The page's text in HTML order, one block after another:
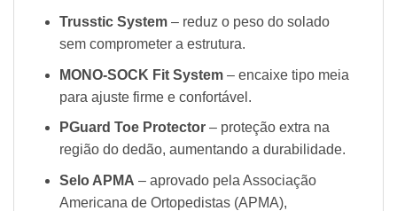
Trusstic System– reduz o peso do solado
sem comprometer a estrutura.
MONO-SOCK Fit System– encaixe tipo meia
para ajuste firme e confortável.
PGuard Toe Protector– proteção extra na
região do dedão, aumentando a durabilidade.
Selo APMA – aprovado pela Associação
Americana de Ortopedistas (APMA),